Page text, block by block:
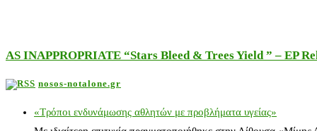
AS INAPPROPRIATE “Stars Bleed & Trees Yield ” – EP
nosos-notalone.gr
«Τρόποι ενδυνάμωσης αθλητών με προβλήματα υγείας»